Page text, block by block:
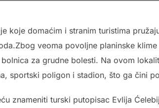
koje domaćim i stranim turistima
veoma povoljne planinske
za grudne bolesti. Na ovom
sportski poligon i stadion, što ga čini
znameniti turski putopisac Evlija